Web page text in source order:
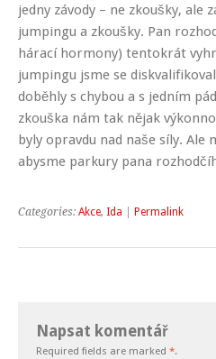
jedny závody – ne zkoušky, ale
jumpingu a zkoušky. Pan
hárací hormony) tentokrát
jumpingu jsme se
doběhly s chybou a s jedním
zkouška nám tak nějak
byly opravdu nad naše síly. Ale
abysme parkury pana
Categories: Akce, Ida Permalink
Napsat komentář
Required fields are marked *.